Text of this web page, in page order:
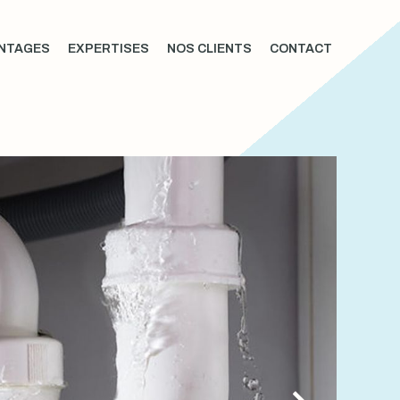
EXPERTISES NOS CLIENTS CONTACT